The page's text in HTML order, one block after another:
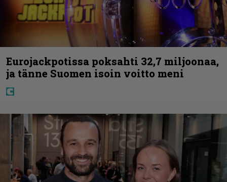
Eurojackpotissa poksahti 32,7 miljoonaa,
ja tänne Suomen isoin voitto meni